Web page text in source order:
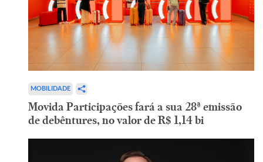
MOBILIDADE
Movida Participações fará a sua 28ª emissão
de debêntures, no valor de R$ 1,14 bi